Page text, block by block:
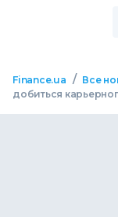
Finance.ua / Все
добиться